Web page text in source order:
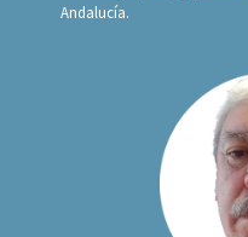
Andalucía.